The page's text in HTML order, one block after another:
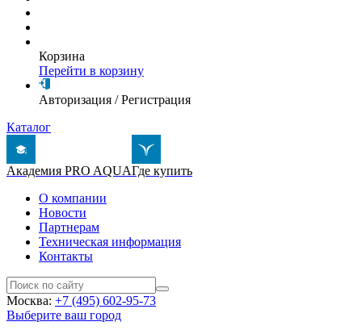
Корзина
Перейти в корзину
Авторизация /Регистрация
Каталог
Академия PRO AQUAГде купить
О компании
Новости
Партнерам
Техническая информация
Контакты
Москва: +7 (495) 602-95-73
Выберите ваш город